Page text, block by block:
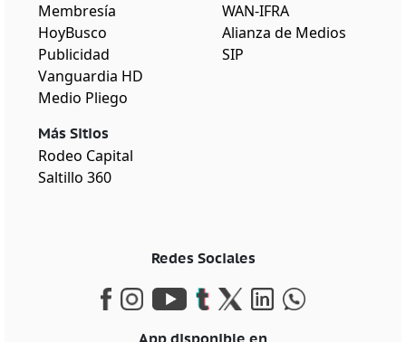
Membresía
HoyBusco
Publicidad
Vanguardia HD
Medio Pliego
Más Sitios
Rodeo Capital
Saltillo 360
WAN-IFRA
Alianza de Medios
SIP
Redes Sociales